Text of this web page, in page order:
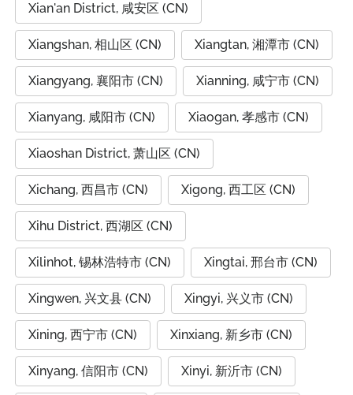
Xian'an District, 咸安区 (CN)
Xiangshan, 相山区 (CN) Xiangtan, 湘潭市 (CN)
Xiangyang, 襄阳市 (CN) Xianning, 咸宁市 (CN)
Xianyang, 咸阳市 (CN) Xiaogan, 孝感市 (CN)
Xiaoshan District, 萧山区 (CN)
Xichang, 西昌市 (CN) Xigong, 西工区 (CN)
Xihu District, 西湖区 (CN)
Xilinhot, 锡林浩特市 (CN) Xingtai, 邢台市 (CN)
Xingwen, 兴文县 (CN) Xingyi, 兴义市 (CN)
Xining, 西宁市 (CN) Xinxiang, 新乡市 (CN)
Xinyang, 信阳市 (CN) Xinyi, 新沂市 (CN)